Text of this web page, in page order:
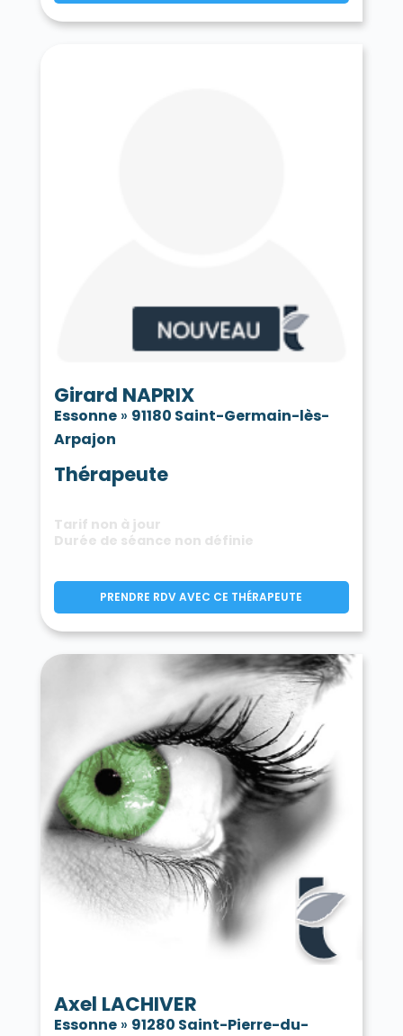
Girard NAPRIX
Essonne» 91180 Saint-Germain-lès-
Arpajon
Thérapeute
Tarif non à jour
Durée de séance non définie
PRENDRE RDV AVEC CE THÉRAPEUTE
Axel LACHIVER
Essonne» 91280 Saint-Pierre-du-